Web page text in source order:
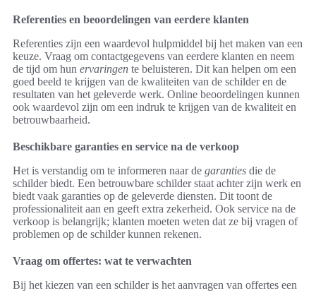
Referenties en beoordelingen van eerdere klanten
Referenties zijn een waardevol hulpmiddel bij het maken van een
keuze. Vraag om contactgegevens van eerdere klanten en neem
de tijd om hun ervaringen te beluisteren. Dit kan helpen om een
goed beeld te krijgen van de kwaliteiten van de schilder en de
resultaten van het geleverde werk. Online beoordelingen kunnen
ook waardevol zijn om een indruk te krijgen van de kwaliteit en
betrouwbaarheid.
Beschikbare garanties en service na de verkoop
Het is verstandig om te informeren naar de garanties die de
schilder biedt. Een betrouwbare schilder staat achter zijn werk en
biedt vaak garanties op de geleverde diensten. Dit toont de
professionaliteit aan en geeft extra zekerheid. Ook service na de
verkoop is belangrijk; klanten moeten weten dat ze bij vragen of
problemen op de schilder kunnen rekenen.
Vraag om offertes: wat te verwachten
Bij het kiezen van een schilder is het aanvragen van offertes een